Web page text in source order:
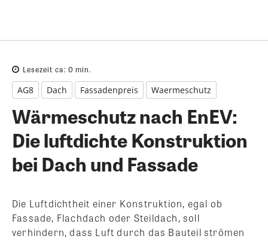
Lesezeit ca: 0 min.
AG8 Dach Fassadenpreis Waermeschutz
Wärmeschutz nach EnEV:
Die luftdichte Konstruktion
bei Dach und Fassade
Die Luftdichtheit einer Konstruktion, egal ob
Fassade, Flachdach oder Steildach, soll
verhindern, dass Luft durch das Bauteil strömen